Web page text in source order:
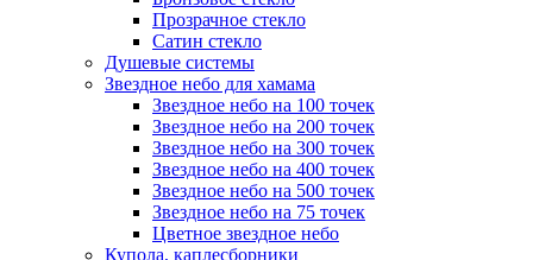
Прозрачное стекло
Сатин стекло
Душевые системы
Звездное небо для хамама
Звездное небо на 100 точек
Звездное небо на 200 точек
Звездное небо на 300 точек
Звездное небо на 400 точек
Звездное небо на 500 точек
Звездное небо на 75 точек
Цветное звездное небо
Купола, каплесборники